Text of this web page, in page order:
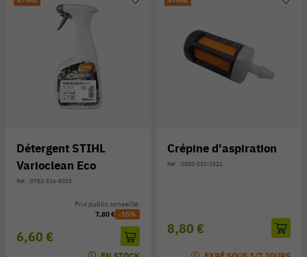
Détergent STIHL
Varioclean Eco
Réf. : 0782-516-8003
6,60 €
Prix public conseillé:
7,80 € -15%
Crépine d'aspiration
Réf. : 0000-350-3521
8,80 €